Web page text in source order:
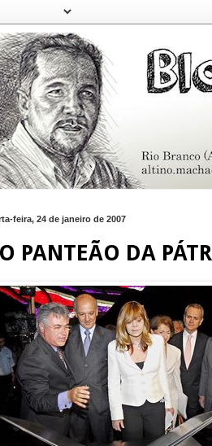
feira, 24 de janeiro de 2007
PANTEÃO DA